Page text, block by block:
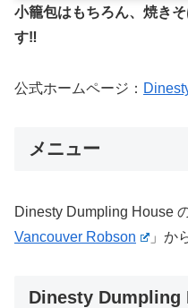
小籠包はもちろん、焼き
す‼️
公式ホームページ：
メニュー
Dinesty Dumpling House
Vancouver Robson
」か
Dinesty Dumpling